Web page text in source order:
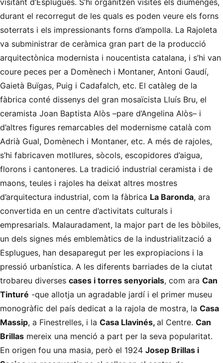
visitant d’Esplugues. S’hi organitzen visites els diumenges,
durant el recorregut de les quals es poden veure els forns
soterrats i els impressionants forns d’ampolla. La Rajoleta
va subministrar de ceràmica gran part de la producció
arquitectònica modernista i noucentista catalana, i s’hi van
coure peces per a Domènech i Montaner, Antoni Gaudí,
Gaietà Buïgas, Puig i Cadafalch, etc. El catàleg de la
fàbrica conté dissenys del gran mosaïcista Lluís Bru, el
ceramista Joan Baptista Alòs –pare d’Angelina Alòs– i
d’altres figures remarcables del modernisme català com
Adrià Gual, Domènech i Montaner, etc. A més de rajoles,
s’hi fabricaven motllures, sòcols, escopidores d’aigua,
florons i cantoneres. La tradició industrial ceramista i de
maons, teules i rajoles ha deixat altres mostres
d’arquitectura industrial, com la fàbrica La Baronda, ara
convertida en un centre d’activitats culturals i
empresarials. Malauradament, la major part de les bòbiles,
un dels signes més emblemàtics de la industrialització a
Esplugues, han desaparegut per les expropiacions i la
pressió urbanística. A les diferents barriades de la ciutat
trobareu diverses cases i torres senyorials, com ara Can
Tinturé -que allotja un agradable jardí i el primer museu
monogràfic del país dedicat a la rajola de mostra, la Casa
Massip, a Finestrelles, i la Casa Llavinés, al Centre. Can
Brillas mereix una menció a part per la seva popularitat.
En origen fou una masia, però el 1924 Josep Brillas i